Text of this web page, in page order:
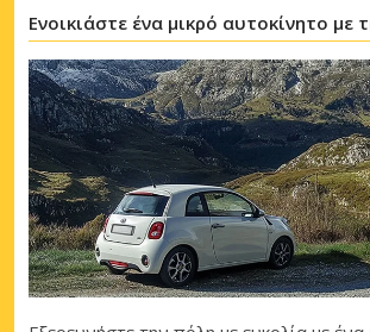
Ενοικιάστε ένα μικρό αυτοκίνητο με